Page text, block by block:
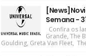
Semana -
Confira os
Grande, The
Goulding, Greta Van Fleet,